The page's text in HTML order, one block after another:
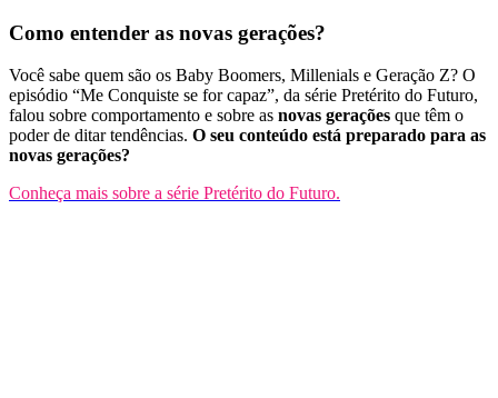
Como entender as novas gerações?
Você sabe quem são os Baby Boomers, Millenials e Geração Z? O
episódio “Me Conquiste se for capaz”, da série Pretérito do Futuro,
falou sobre comportamento e sobre as novas gerações que têm o
poder de ditar tendências. O seu conteúdo está preparado para as
novas gerações?
Conheça mais sobre a série Pretérito do Futuro.